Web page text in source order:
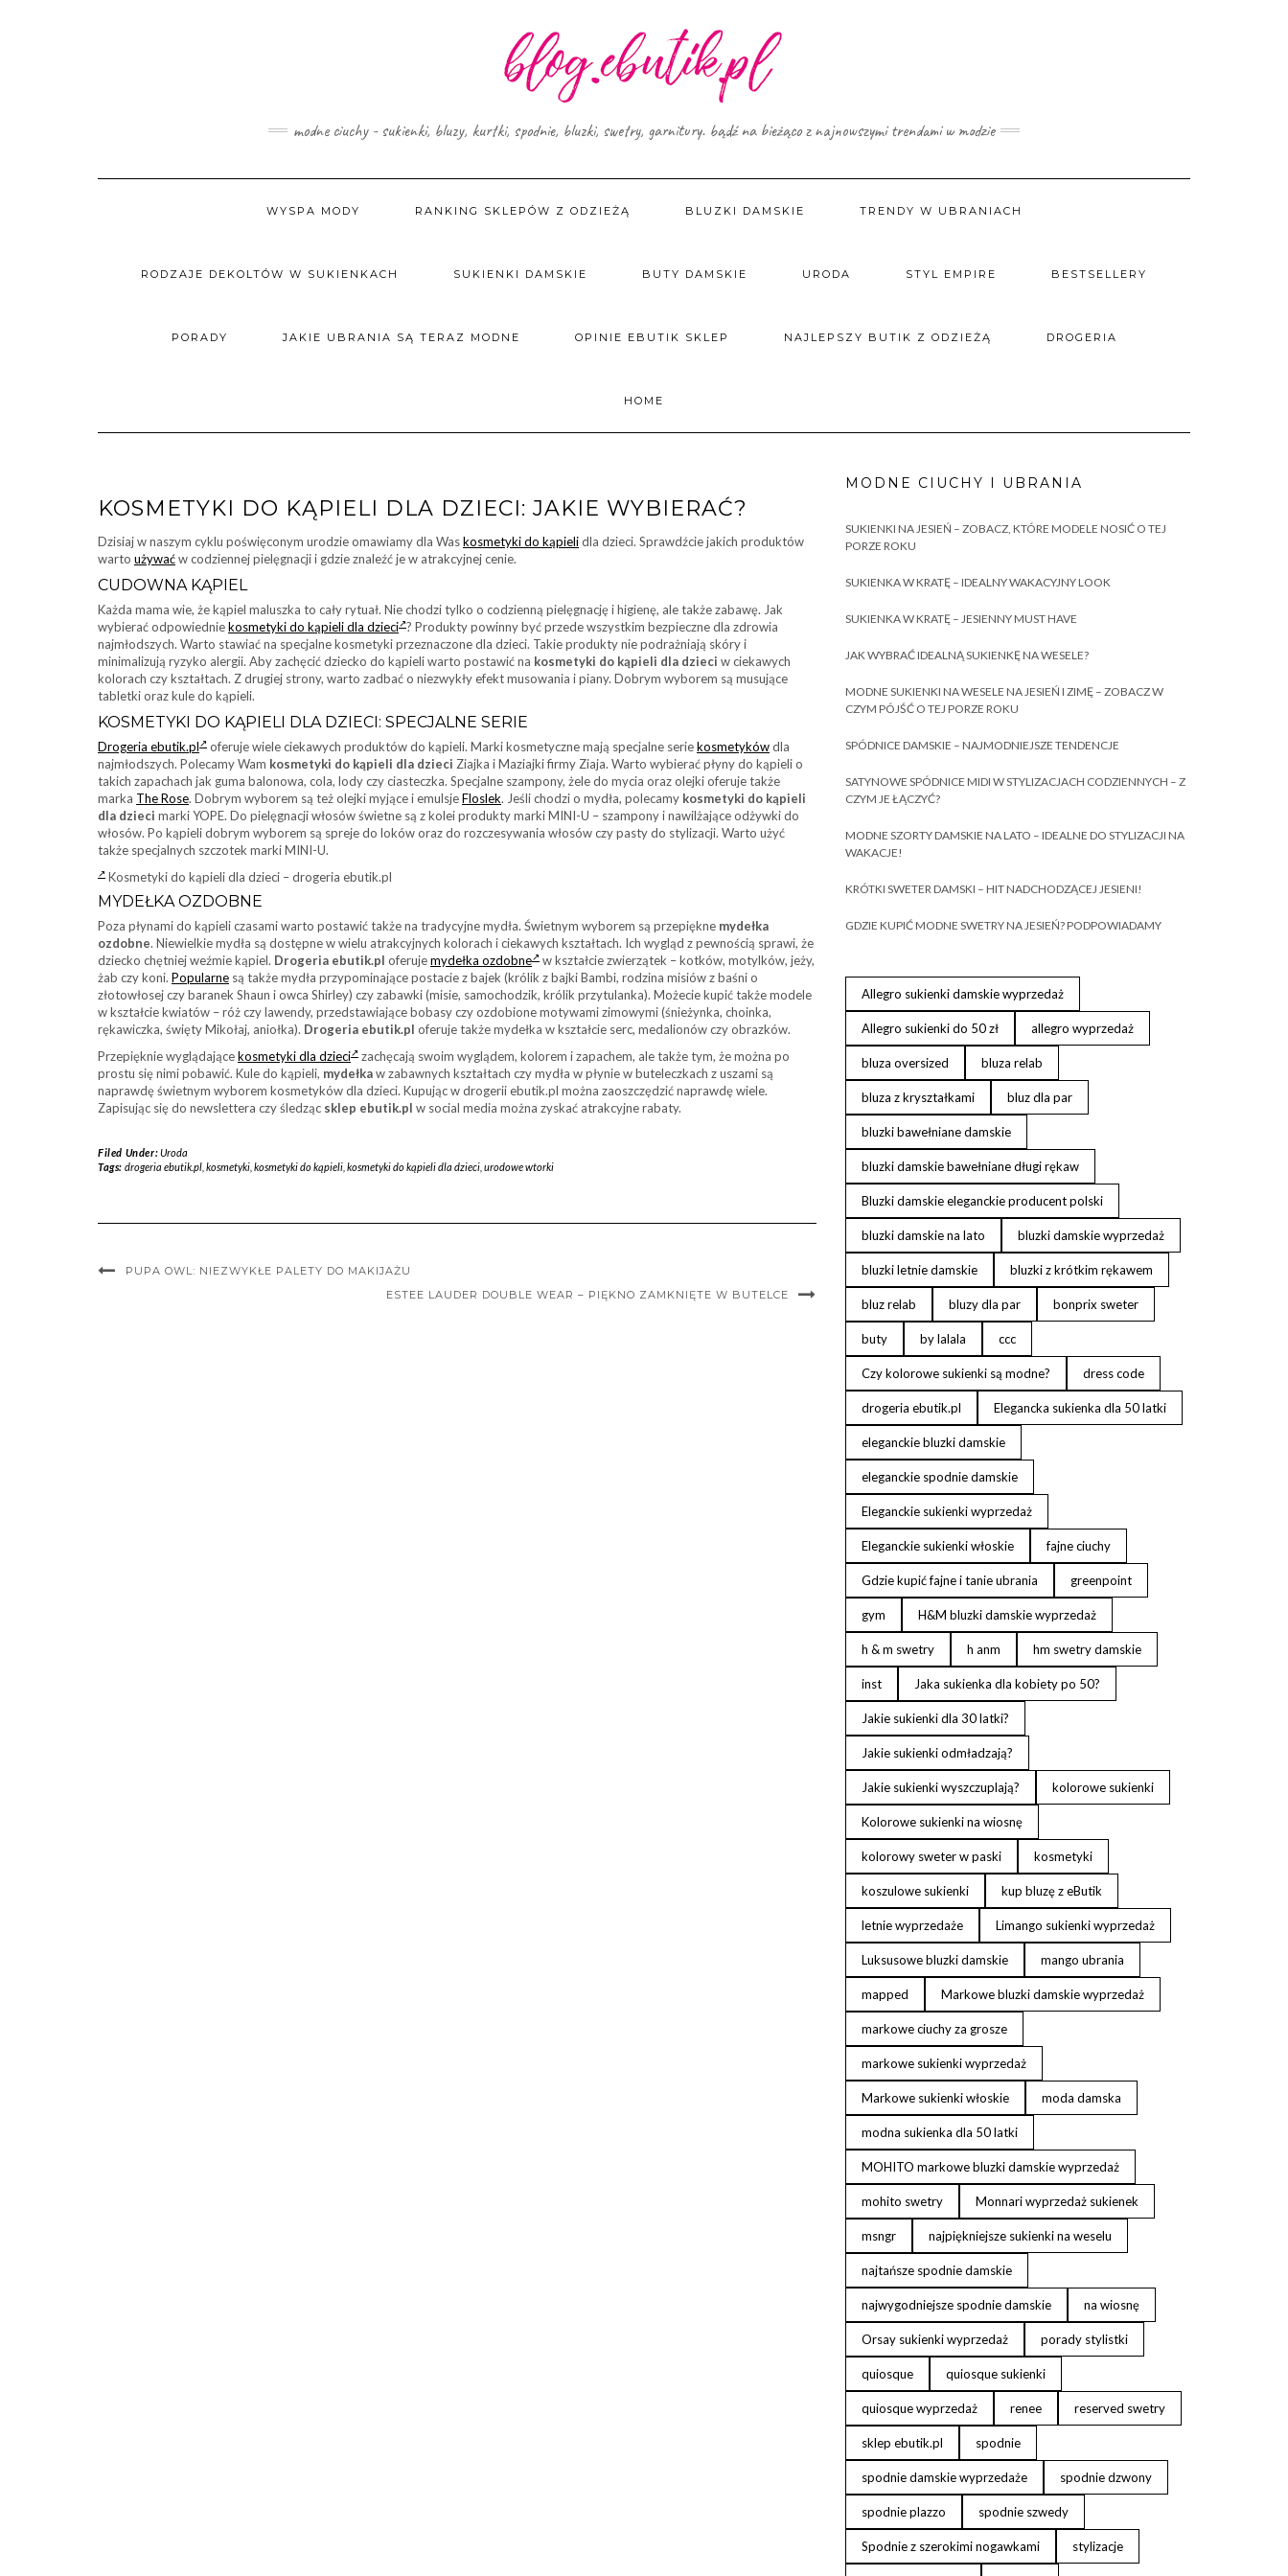
modne ciuchy - sukienki, bluzy, kurtki, spodnie, bluzki, swetry, garnitury. bądź na bieżąco z najnowszymi trendami w modzie
WYSPA MODY RANKING SKLEPÓW Z ODZIEŻĄ BLUZKI DAMSKIE TRENDY W UBRANIACH
RODZAJE DEKOLTÓW W SUKIENKACH SUKIENKI DAMSKIE BUTY DAMSKIE URODA STYL EMPIRE BESTSELLERY
PORADY JAKIE UBRANIA SĄ TERAZ MODNE OPINIE EBUTIK SKLEP NAJLEPSZY BUTIK Z ODZIEŻĄ DROGERIA
HOME
KOSMETYKI DO KĄPIELI DLA DZIECI: JAKIE WYBIERAĆ?
Dzisiaj w naszym cyklu poświęconym urodzie omawiamy dla Waskosmetyki do kąpielidla dzieci. Sprawdźcie jakich produktów
warto używaćw codziennej pielęgnacji i gdzie znaleźć je w atrakcyjnej cenie.
CUDOWNA KĄPIEL
Każda mama wie, że kąpiel maluszka to cały rytuał. Nie chodzi tylko o codzienną pielęgnację i higienę, ale także zabawę. Jak
wybierać odpowiedniekosmetyki do kąpieli dla dzieci ? Produkty powinny być przede wszystkim bezpieczne dla zdrowia
najmłodszych. Warto stawiać na specjalne kosmetyki przeznaczone dla dzieci. Takie produkty nie podrażniają skóry i
minimalizują ryzyko alergii. Aby zachęcić dziecko do kąpieli warto postawić na kosmetyki do kąpieli dla dzieci w ciekawych
kolorach czy kształtach. Z drugiej strony, warto zadbać o niezwykły efekt musowania i piany. Dobrym wyborem są musujące
tabletki oraz kule do kąpieli.
KOSMETYKI DO KĄPIELI DLA DZIECI: SPECJALNE SERIE
Drogeria ebutik.pl oferuje wiele ciekawych produktów do kąpieli. Marki kosmetyczne mają specjalne seriekosmetykówdla
najmłodszych. Polecamy Wam kosmetyki do kąpieli dla dzieci Ziajka i Maziajki firmy Ziaja. Warto wybierać płyny do kąpieli o
takich zapachach jak guma balonowa, cola, lody czy ciasteczka. Specjalne szampony, żele do mycia oraz olejki oferuje także
marka The Rose. Dobrym wyborem są też olejki myjące i emulsjeFloslek. Jeśli chodzi o mydła, polecamy kosmetyki do kąpieli
dla dzieci marki YOPE. Do pielęgnacji włosów świetne są z kolei produkty marki MINI-U – szampony i nawilżające odżywki do
włosów. Po kąpieli dobrym wyborem są spreje do loków oraz do rozczesywania włosów czy pasty do stylizacji. Warto użyć
także specjalnych szczotek marki MINI-U.
Kosmetyki do kąpieli dla dzieci – drogeria ebutik.pl
MYDEŁKA OZDOBNE
Poza płynami do kąpieli czasami warto postawić także na tradycyjne mydła. Świetnym wyborem są przepiękne mydełka
ozdobne. Niewielkie mydła są dostępne w wielu atrakcyjnych kolorach i ciekawych kształtach. Ich wygląd z pewnością sprawi, że
dziecko chętniej weźmie kąpiel. Drogeria ebutik.pl oferujemydełka ozdobne
w kształcie zwierzątek – kotków, motylków, jeży,
żab czy koni. Popularne są także mydła przypominające postacie z bajek (królik z bajki Bambi, rodzina misiów z baśni o
złotowłosej czy baranek Shaun i owca Shirley) czy zabawki (misie, samochodzik, królik przytulanka). Możecie kupić także modele
w kształcie kwiatów – róż czy lawendy, przedstawiające bobasy czy ozdobione motywami zimowymi (śnieżynka, choinka,
rękawiczka, święty Mikołaj, aniołka). Drogeria ebutik.pl oferuje także mydełka w kształcie serc, medalionów czy obrazków.
Przepięknie wyglądającekosmetyki dla dzieci
zachęcają swoim wyglądem, kolorem i zapachem, ale także tym, że można po
prostu się nimi pobawić. Kule do kąpieli, mydełkaw zabawnych kształtach czy mydła w płynie w buteleczkach z uszami są
naprawdę świetnym wyborem kosmetyków dla dzieci. Kupując w drogerii ebutik.pl można zaoszczędzić naprawdę wiele.
Zapisując się do newslettera czy śledząc sklep ebutik.pl w social media można zyskać atrakcyjne rabaty.
Filed Under:Uroda
Tags: drogeria ebutik.pl, kosmetyki, kosmetyki do kąpieli, kosmetyki do kąpieli dla dzieci, urodowe wtorki
PUPA OWL: NIEZWYKŁE PALETY DO MAKIJAŻU
ESTEE LAUDER DOUBLE WEAR – PIĘKNO ZAMKNIĘTE W BUTELCE
MODNE CIUCHY I UBRANIA
SUKIENKI NA JESIEŃ – ZOBACZ, KTÓRE MODELE NOSIĆ O TEJ
PORZE ROKU
SUKIENKA W KRATĘ – IDEALNY WAKACYJNY LOOK
SUKIENKA W KRATĘ – JESIENNY MUST HAVE
JAK WYBRAĆ IDEALNĄ SUKIENKĘ NA WESELE?
MODNE SUKIENKI NA WESELE NA JESIEŃ I ZIMĘ – ZOBACZ W
CZYM PÓJŚĆ O TEJ PORZE ROKU
SPÓDNICE DAMSKIE – NAJMODNIEJSZE TENDENCJE
SATYNOWE SPÓDNICE MIDI W STYLIZACJACH CODZIENNYCH – Z
CZYM JE ŁĄCZYĆ?
MODNE SZORTY DAMSKIE NA LATO – IDEALNE DO STYLIZACJI NA
WAKACJE!
KRÓTKI SWETER DAMSKI – HIT NADCHODZĄCEJ JESIENI!
GDZIE KUPIĆ MODNE SWETRY NA JESIEŃ? PODPOWIADAMY
Allegro sukienki damskie wyprzedaż
Allegro sukienki do 50 zł allegro wyprzedaż
bluza oversized bluza relab
bluza z kryształkami bluz dla par
bluzki bawełniane damskie
bluzki damskie bawełniane długi rękaw
Bluzki damskie eleganckie producent polski
bluzki damskie na lato bluzki damskie wyprzedaż
bluzki letnie damskie bluzki z krótkim rękawem
bluz relab bluzy dla par bonprix sweter
buty by lalala ccc
Czy kolorowe sukienki są modne? dress code
drogeria ebutik.pl Elegancka sukienka dla 50 latki
eleganckie bluzki damskie
eleganckie spodnie damskie
Eleganckie sukienki wyprzedaż
Eleganckie sukienki włoskie fajne ciuchy
Gdzie kupić fajne i tanie ubrania greenpoint
gym H&M bluzki damskie wyprzedaż
h & m swetry h anm hm swetry damskie
inst Jaka sukienka dla kobiety po 50?
Jakie sukienki dla 30 latki?
Jakie sukienki odmładzają?
Jakie sukienki wyszczuplają? kolorowe sukienki
Kolorowe sukienki na wiosnę
kolorowy sweter w paski kosmetyki
koszulowe sukienki kup bluzę z eButik
letnie wyprzedaże Limango sukienki wyprzedaż
Luksusowe bluzki damskie mango ubrania
mapped Markowe bluzki damskie wyprzedaż
markowe ciuchy za grosze
markowe sukienki wyprzedaż
Markowe sukienki włoskie moda damska
modna sukienka dla 50 latki
MOHITO markowe bluzki damskie wyprzedaż
mohito swetry Monnari wyprzedaż sukienek
msngr najpiękniejsze sukienki na weselu
najtańsze spodnie damskie
najwygodniejsze spodnie damskie na wiosnę
Orsay sukienki wyprzedaż porady stylistki
quiosque quiosque sukienki
quiosque wyprzedaż renee reserved swetry
sklep ebutik.pl spodnie
spodnie damskie wyprzedaże spodnie dzwony
spodnie plazzo spodnie szwedy
Spodnie z szerokimi nogawkami stylizacje